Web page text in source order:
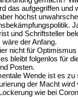
das aufgegriffen und
höchst
und Schriftsteller
wäre der Anfang.
nicht für
bleibt folgenlos für
Posten.
Wende ist es zu
der Macht
wie bei